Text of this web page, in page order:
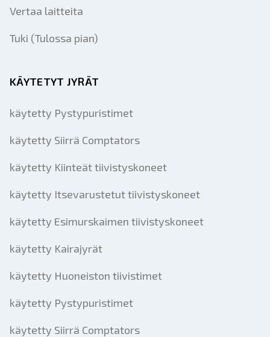
Vertaa laitteita
Tuki (Tulossa pian)
KÄYTETYT JYRÄT
käytetty Pystypuristimet
käytetty Siirrä Comptators
käytetty Kiinteät tiivistyskoneet
käytetty Itsevarustetut tiivistyskoneet
käytetty Esimurskaimen tiivistyskoneet
käytetty Kairajyrät
käytetty Huoneiston tiivistimet
käytetty Pystypuristimet
käytetty Siirrä Comptators